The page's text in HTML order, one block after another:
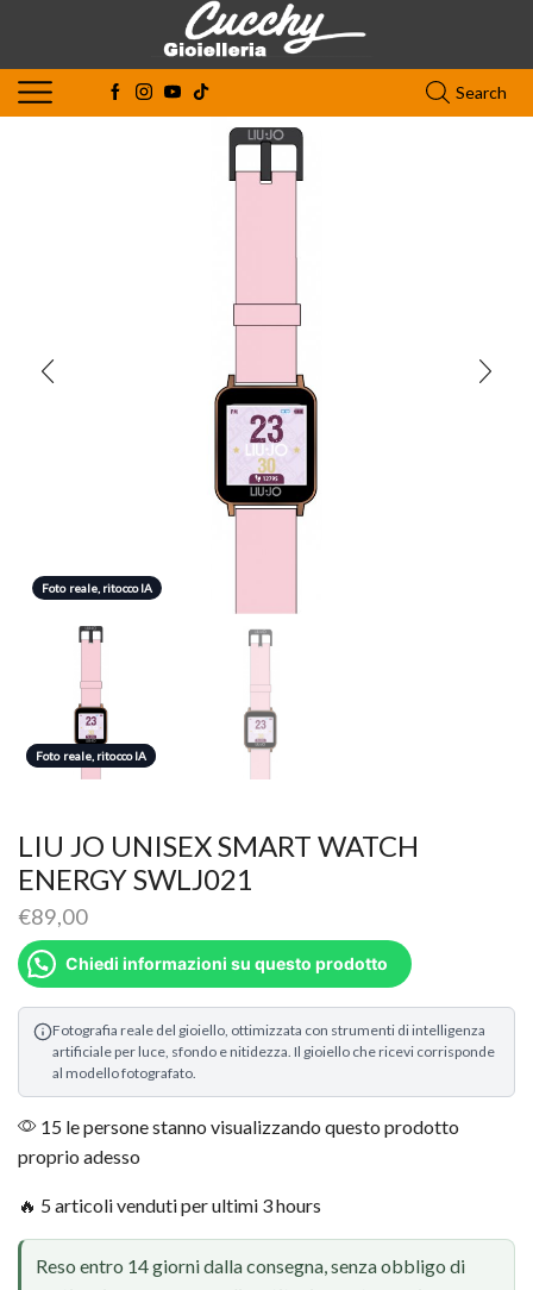
Search
Foto reale, ritocco IA
Foto reale, ritocco IA
Foto reale, ritocco IA
LIU JO UNISEX SMART WATCH
ENERGY SWLJ021
€89,00
Chiedi informazioni su questo prodotto
Fotografia reale del gioiello, ottimizzata con strumenti di intelligenza
artificiale per luce, sfondo e nitidezza. Il gioiello che ricevi corrisponde
al modello fotografato.
15 le persone stanno visualizzando questo prodotto
proprio adesso
🔥 5 articoli venduti per ultimi 3 hours
Reso entro 14 giorni dalla consegna, senza obbligo di